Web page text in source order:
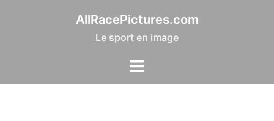
AllRacePictures.com
Le sport en image